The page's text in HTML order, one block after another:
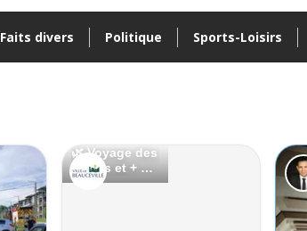
Faits divers Politique Sports-Loisirs